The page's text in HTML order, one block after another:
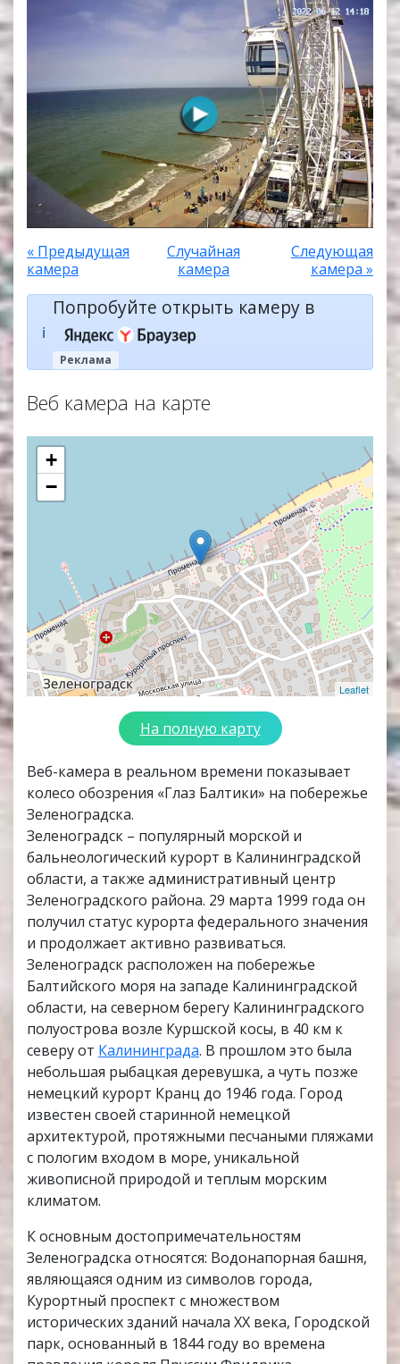
« Предыдущая
камера
Случайная
камера
Следующая
камера »
ℹ️
Попробуйте открыть камеру в
Реклама
Веб камера на карте
+
−
Leaflet
На полную карту
Веб-камера в реальном времени показывает
колесо обозрения «Глаз Балтики» на побережье
Зеленоградска.
Зеленоградск – популярный морской и
бальнеологический курорт в Калининградской
области, а также административный центр
Зеленоградского района. 29 марта 1999 года он
получил статус курорта федерального значения
и продолжает активно развиваться.
Зеленоградск расположен на побережье
Балтийского моря на западе Калининградской
области, на северном берегу Калининградского
полуострова возле Куршской косы, в 40 км к
северу от Калининграда. В прошлом это была
небольшая рыбацкая деревушка, а чуть позже
немецкий курорт Кранц до 1946 года. Город
известен своей старинной немецкой
архитектурой, протяжными песчаными пляжами
с пологим входом в море, уникальной
живописной природой и теплым морским
климатом.
К основным достопримечательностям
Зеленоградска относятся: Водонапорная башня,
являющаяся одним из символов города,
Курортный проспект с множеством
исторических зданий начала XX века, Городской
парк, основанный в 1844 году во времена